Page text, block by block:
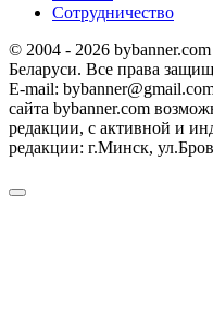
Сотрудничество
© 2004 - 2026
Беларуси. Все права
E-mail:
сайта bybanner.com
редакции, с активной и
редакции: г.Минск,